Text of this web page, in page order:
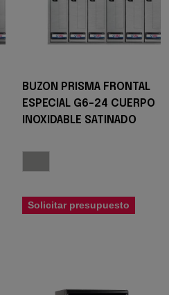
BUZON PRISMA FRONTAL
ESPECIAL G6-24 CUERPO
INOXIDABLE SATINADO
Solicitar presupuesto